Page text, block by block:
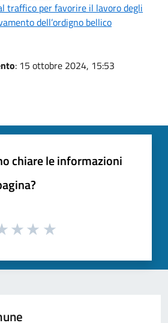
traffico per favorire il lavoro degli
dell’ordigno bellico
: 15 ottobre 2024, 15:53
chiare le informazioni